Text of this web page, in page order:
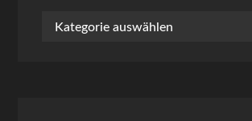
Kategorien